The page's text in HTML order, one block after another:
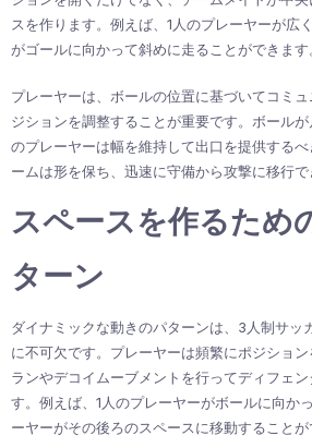
スを作ります。例えば、1人のプレーヤーが広
がゴールに向かって斜めに走ることができます
プレーヤーは、ボールの位置に基づいてコミ
ジションを調整することが重要です。ボール
のプレーヤーは幅を維持して出口を提供する
ームは形を保ち、迅速に守備から攻撃に移行で
スペースを作るため
ターン
ダイナミックな動きのパターンは、3人制サッ
に不可欠です。プレーヤーは頻繁にポジショ
ランやデコイムーブメントを行ってディフェ
す。例えば、1人のプレーヤーがボールに向か
ーヤーがその後ろのスペースに移動することが